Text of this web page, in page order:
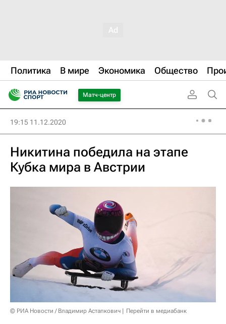
Политика В мире Экономика Общество
Матч-центр
19:15 11.12.2020
Никитина победила на этапе
Кубка мира в Австрии
© РИА Новости / Владимир Астапкович Перейти в медиабанк